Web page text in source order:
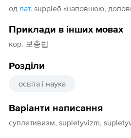
од лат. suppleō «наповнюю,
Приклади в інших мовах
кор. 보충법
Розділи
освіта і наука
Варіанти написання
суплетивизм, supletyvizm,